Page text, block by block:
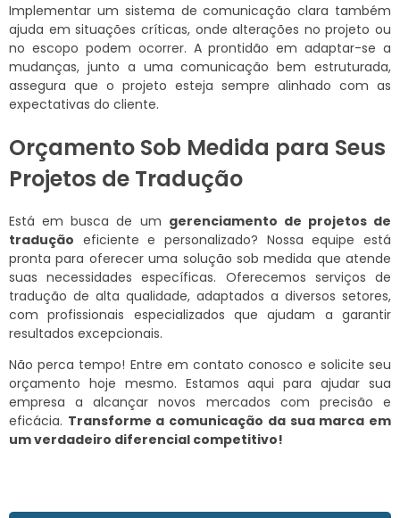
Implementar um sistema de comunicação clara também
ajuda em situações críticas, onde alterações no projeto ou
no escopo podem ocorrer. A prontidão em adaptar-se a
mudanças, junto a uma comunicação bem estruturada,
assegura que o projeto esteja sempre alinhado com as
expectativas do cliente.
Orçamento Sob Medida para Seus
Projetos de Tradução
Está em busca de um gerenciamento de projetos de
tradução eficiente e personalizado? Nossa equipe está
pronta para oferecer uma solução sob medida que atende
suas necessidades específicas. Oferecemos serviços de
tradução de alta qualidade, adaptados a diversos setores,
com profissionais especializados que ajudam a garantir
resultados excepcionais.
Não perca tempo! Entre em contato conosco e solicite seu
orçamento hoje mesmo. Estamos aqui para ajudar sua
empresa a alcançar novos mercados com precisão e
eficácia. Transforme a comunicação da sua marca em
um verdadeiro diferencial competitivo!